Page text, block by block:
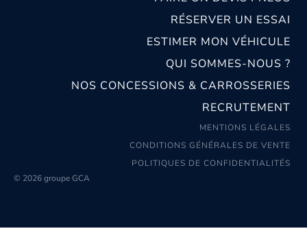
RÉSERVER UN ESSAI
ESTIMER MON VÉHICULE
QUI SOMMES-NOUS ?
NOS CONCESSIONS & CARROSSERIES
RECRUTEMENT
MENTIONS LÉGALES
CONDITIONS GÉNÉRALES DE VENTE
POLITIQUES DE CONFIDENTIALITÉS
© 2026 groupe GCA